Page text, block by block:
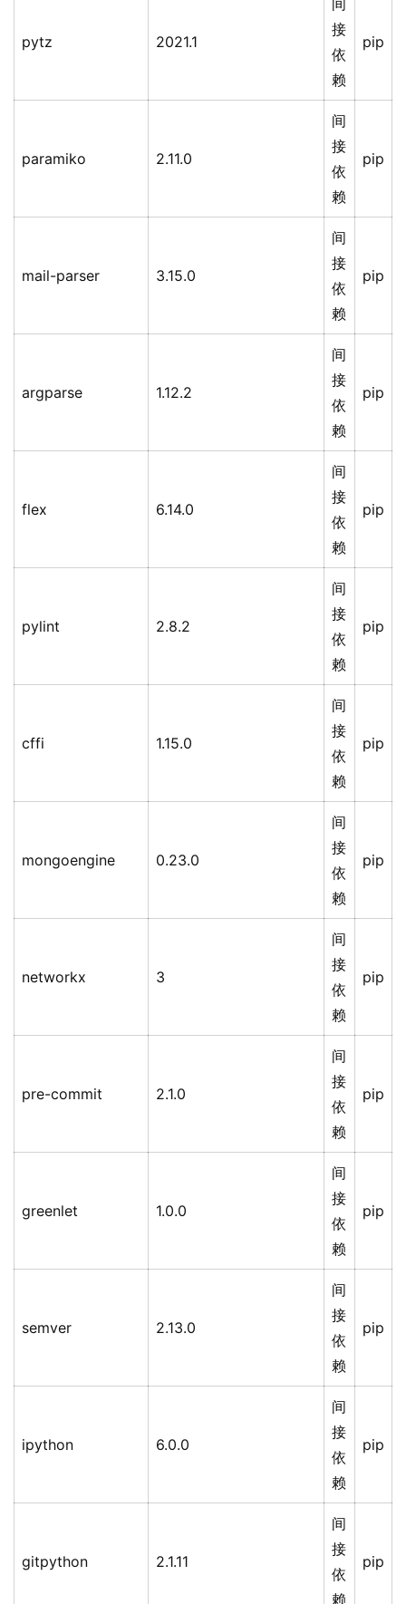
pytz 2021.1
间
接
依
赖
pip
paramiko 2.11.0
间
接
依
赖
pip
mail-parser 3.15.0
间
接
依
赖
pip
argparse 1.12.2
间
接
依
赖
pip
flex 6.14.0
间
接
依
赖
pip
pylint 2.8.2
间
接
依
赖
pip
cffi 1.15.0
间
接
依
赖
pip
mongoengine 0.23.0
间
接
依
赖
pip
networkx 3
间
接
依
赖
pip
pre-commit 2.1.0
间
接
依
赖
pip
greenlet 1.0.0
间
接
依
赖
pip
semver 2.13.0
间
接
依
赖
pip
ipython 6.0.0
间
接
依
赖
pip
gitpython 2.1.11
间
接
依
赖
pip